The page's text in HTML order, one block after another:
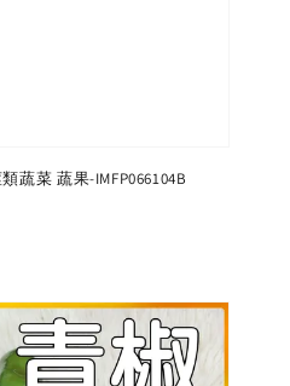
蔬菜 蔬果-IMFP066104B